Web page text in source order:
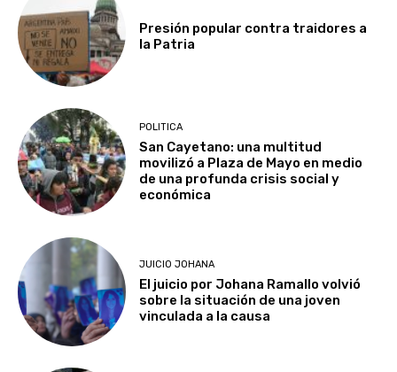
Presión popular contra traidores a
la Patria
POLITICA
San Cayetano: una multitud
movilizó a Plaza de Mayo en medio
de una profunda crisis social y
económica
JUICIO JOHANA
El juicio por Johana Ramallo volvió
sobre la situación de una joven
vinculada a la causa